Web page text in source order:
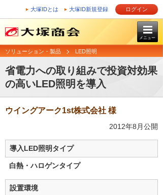
大塚IDとは 大塚ID新規登録 ログイン
メニュー
ソリューション・製品 LED照明
省電力への取り組みで投資対効果
の高いLED照明を導入
ウイングアーク1st株式会社 様
2012年8月公開
導入LED照明タイプ
白熱・ハロゲンタイプ
設置環境